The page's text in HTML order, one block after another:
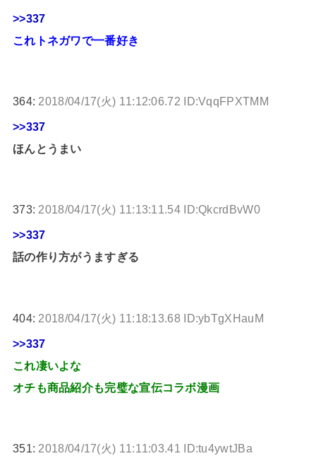
>>337
これトネガワで一番好き
364: 2018/04/17(火) 11:12:06.72 ID:VqqFPXTMM
>>337
ほんとうまい
373: 2018/04/17(火) 11:13:11.54 ID:QkcrdBvW0
>>337
話の作り方がうますぎる
404: 2018/04/17(火) 11:18:13.68 ID:ybTgXHauM
>>337
これ凄いよな
オチも商品紹介も完璧な宣伝コラボ漫画
351: 2018/04/17(火) 11:11:03.41 ID:tu4ywtJBa